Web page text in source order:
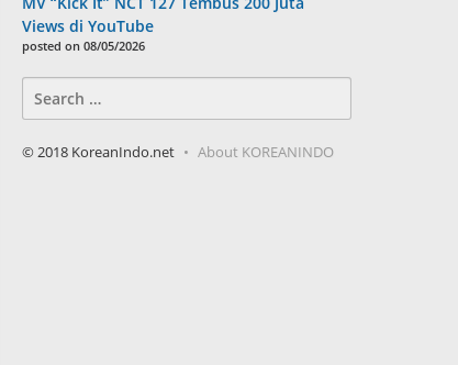
Views di YouTube
posted on 08/05/2026
for:
© 2018 KoreanIndo.net About KOREANINDO